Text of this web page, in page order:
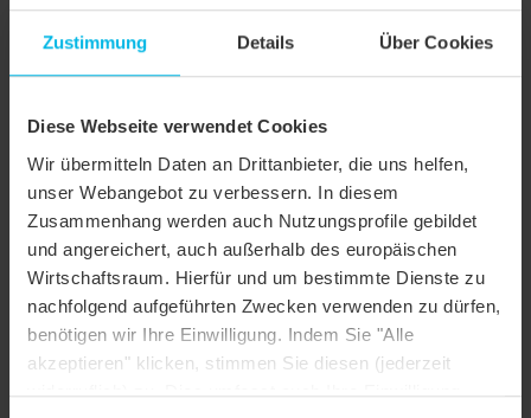
Zustimmung Details Über Cookies
Diese Webseite verwendet Cookies
Wir übermitteln Daten an Drittanbieter, die uns helfen,
unser Webangebot zu verbessern. In diesem
Zusammenhang werden auch Nutzungsprofile gebildet
und angereichert, auch außerhalb des europäischen
Wirtschaftsraum. Hierfür und um bestimmte Dienste zu
nachfolgend aufgeführten Zwecken verwenden zu dürfen,
benötigen wir Ihre Einwilligung. Indem Sie "Alle
akzeptieren" klicken, stimmen Sie diesen (jederzeit
widerruflich) zu. Dies umfasst auch Ihre Einwilligung
vertreibt in ganz Zentral- und Osteuropa Tondachziegel,
Betondachsteine und Systemzubehör. Das Unternehmen kann auf
eine lange, erfolgreiche Firmengeschichte zurückblicken. In
Wertingen bei Augsburg, dem Gründungsstandort des
hochwertige Produkte für das Steildach hergestellt.